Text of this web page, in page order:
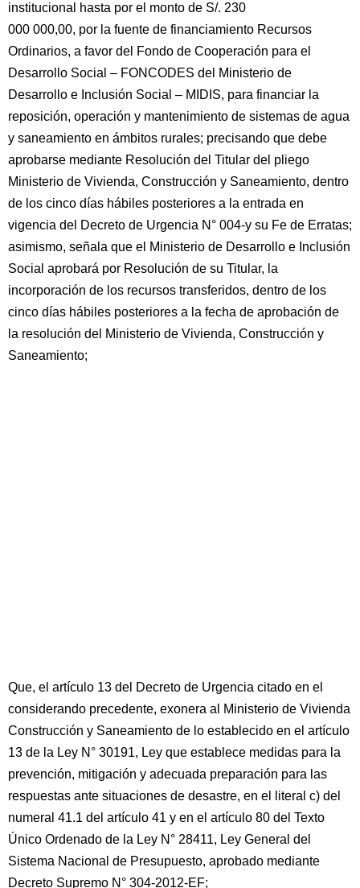
institucional hasta por el monto de S/. 230
000 000,00, por la fuente de financiamiento Recursos
Ordinarios, a favor del Fondo de Cooperación para el
Desarrollo Social – FONCODES del Ministerio de
Desarrollo e Inclusión Social – MIDIS, para financiar la
reposición, operación y mantenimiento de sistemas de agua
y saneamiento en ámbitos rurales; precisando que debe
aprobarse mediante Resolución del Titular del pliego
Ministerio de Vivienda, Construcción y Saneamiento, dentro
de los cinco días hábiles posteriores a la entrada en
vigencia del Decreto de Urgencia N° 004-y su Fe de Erratas;
asimismo, señala que el Ministerio de Desarrollo e Inclusión
Social aprobará por Resolución de su Titular, la
incorporación de los recursos transferidos, dentro de los
cinco días hábiles posteriores a la fecha de aprobación de
la resolución del Ministerio de Vivienda, Construcción y
Saneamiento;
Que, el artículo 13 del Decreto de Urgencia citado en el
considerando precedente, exonera al Ministerio de Vivienda
Construcción y Saneamiento de lo establecido en el artículo
13 de la Ley N° 30191, Ley que establece medidas para la
prevención, mitigación y adecuada preparación para las
respuestas ante situaciones de desastre, en el literal c) del
numeral 41.1 del artículo 41 y en el artículo 80 del Texto
Único Ordenado de la Ley N° 28411, Ley General del
Sistema Nacional de Presupuesto, aprobado mediante
Decreto Supremo N° 304-2012-EF;